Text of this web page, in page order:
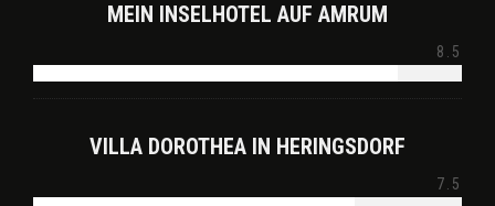
MEIN INSELHOTEL AUF AMRUM
8.5
VILLA DOROTHEA IN HERINGSDORF
7.5